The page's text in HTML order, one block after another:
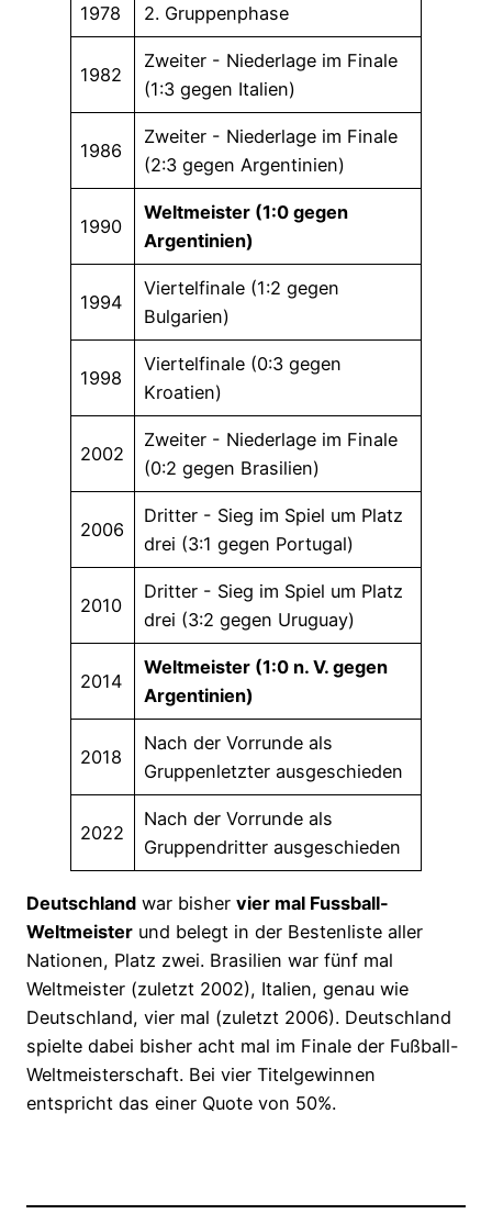
1978 2. Gruppenphase
1982
Zweiter - Niederlage im Finale
(1:3 gegen Italien)
1986
Zweiter - Niederlage im Finale
(2:3 gegen Argentinien)
1990
Weltmeister (1:0 gegen
Argentinien)
1994
Viertelfinale (1:2 gegen
Bulgarien)
1998
Viertelfinale (0:3 gegen
Kroatien)
2002
Zweiter - Niederlage im Finale
(0:2 gegen Brasilien)
2006
Dritter - Sieg im Spiel um Platz
drei (3:1 gegen Portugal)
2010
Dritter - Sieg im Spiel um Platz
drei (3:2 gegen Uruguay)
2014
Weltmeister (1:0 n. V. gegen
Argentinien)
2018
Nach der Vorrunde als
Gruppenletzter ausgeschieden
2022
Nach der Vorrunde als
Gruppendritter ausgeschieden
Deutschland war bisher vier mal Fussball-
Weltmeister und belegt in der Bestenliste aller
Nationen, Platz zwei. Brasilien war fünf mal
Weltmeister (zuletzt 2002), Italien, genau wie
Deutschland, vier mal (zuletzt 2006). Deutschland
spielte dabei bisher acht mal im Finale der Fußball-
Weltmeisterschaft. Bei vier Titelgewinnen
entspricht das einer Quote von 50%.